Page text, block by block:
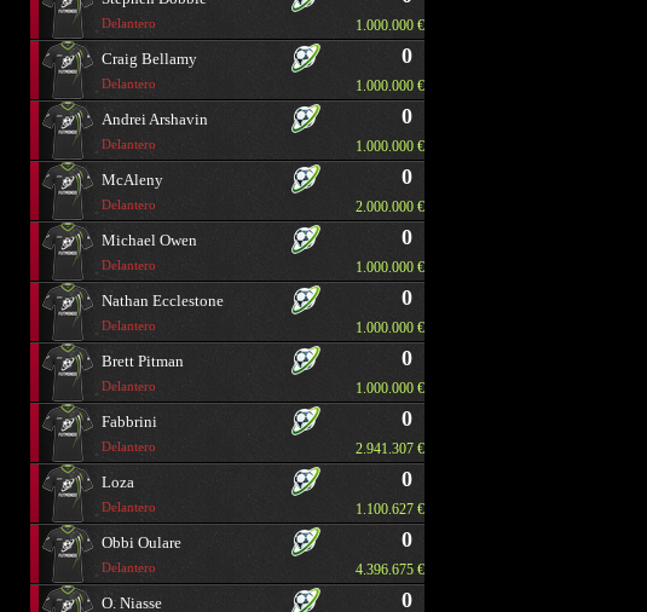
Delantero 1.000.000 €
Craig Bellamy
Delantero
0
1.000.000 €
Andrei Arshavin
Delantero
0
1.000.000 €
McAleny
Delantero
0
2.000.000 €
Michael Owen
Delantero
0
1.000.000 €
Nathan Ecclestone
Delantero
0
1.000.000 €
Brett Pitman
Delantero
0
1.000.000 €
Fabbrini
Delantero
0
2.941.307 €
Loza
Delantero
0
1.100.627 €
Obbi Oulare
Delantero
0
4.396.675 €
O. Niasse 0